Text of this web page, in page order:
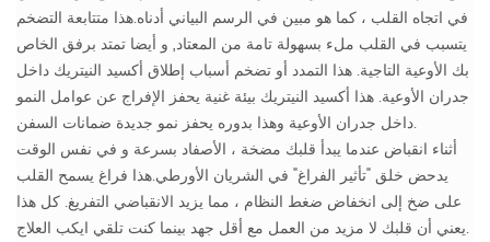
في اتجاه القلب ، كما هو مبين في الرسم البياني أدناه.هذا متتابعة التضخم
يتسبب في القلب ملء بسهولة تامة من المعتاد, و أيضا تمتد برفق الخاص
بك الأوعية التاجية. هذا التمدد أو تضخم أسباب إطلاق أكسيد النيتريك داخل
جدران الأوعية. هذا أكسيد النيتريك بيئة غنية يحفز الإفراج عن عوامل النمو
داخل جدران الأوعية وهذا بدوره يحفز نمو جديدة ضمانات السفن.
أثناء انقباض عندما يبدأ قلبك مضخة ، الأصفاد بسرعة و في نفس الوقت
يدحض خلق "تأثير الفراغ" في الشريان الأورطي.هذا فراغ يسمح القلب
على ضخ إلى انخفاض ضغط النظام ، مما يزيد الانقباضي التفريغ. كل هذا
يعني أن قلبك لا مزيد من العمل مع أقل جهد بينما كنت تلقي ايكب العلاج.